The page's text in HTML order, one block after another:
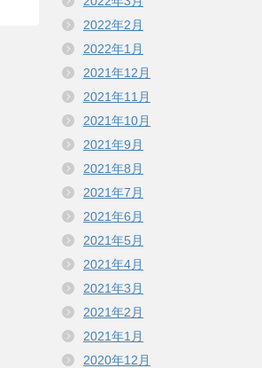
2022年2月
2022年1月
2021年12月
2021年11月
2021年10月
2021年9月
2021年8月
2021年7月
2021年6月
2021年5月
2021年4月
2021年3月
2021年2月
2021年1月
2020年12月